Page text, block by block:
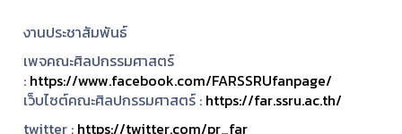
งานประชาสัมพันธ์
เพจคณะศิลปกรรมศาสตร์
: https://www.facebook.com/FARSSRUfanpage/
เว็บไซต์คณะศิลปกรรมศาสตร์ : https://far.ssru.ac.th/
twitter : https://twitter.com/pr_far